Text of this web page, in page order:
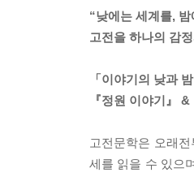
“낮에는 세계를,
고전을 하나의 감
「이야기의 낮과
『정원 이야기』 &
고전문학은 오래
세를 읽을 수 있으